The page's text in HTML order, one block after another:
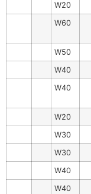
W20
W60
W50
W40
W40
W20
W30
W30
W40
W40